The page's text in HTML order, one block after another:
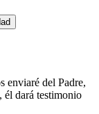
enviaré del Padre,
él dará testimonio